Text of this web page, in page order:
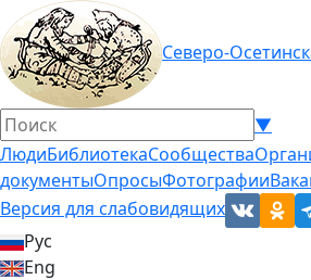
Северо-
▼
ЛюдиБиблиотекаСообщества
документыОпросыФотографии
Версия для слабовидящих
Рус
Eng